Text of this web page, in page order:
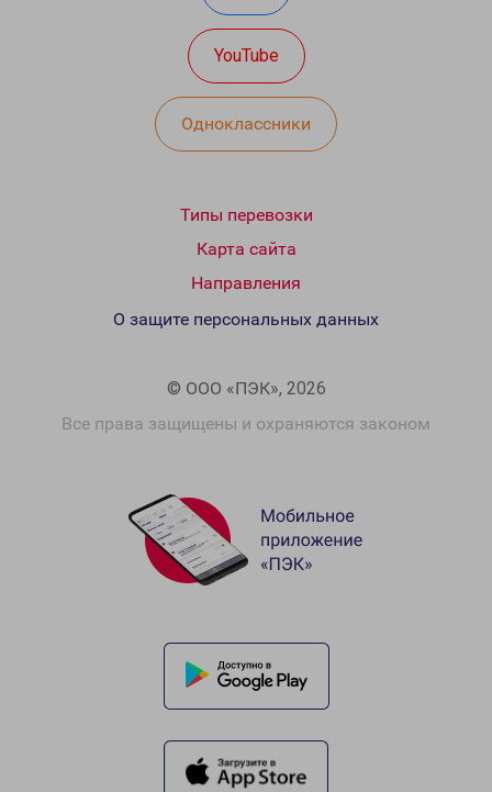
YouTube
Одноклассники
Типы перевозки
Карта сайта
Направления
© ООО «ПЭК», 2026
Все права защищены и охраняются законом
О защите персональных данных